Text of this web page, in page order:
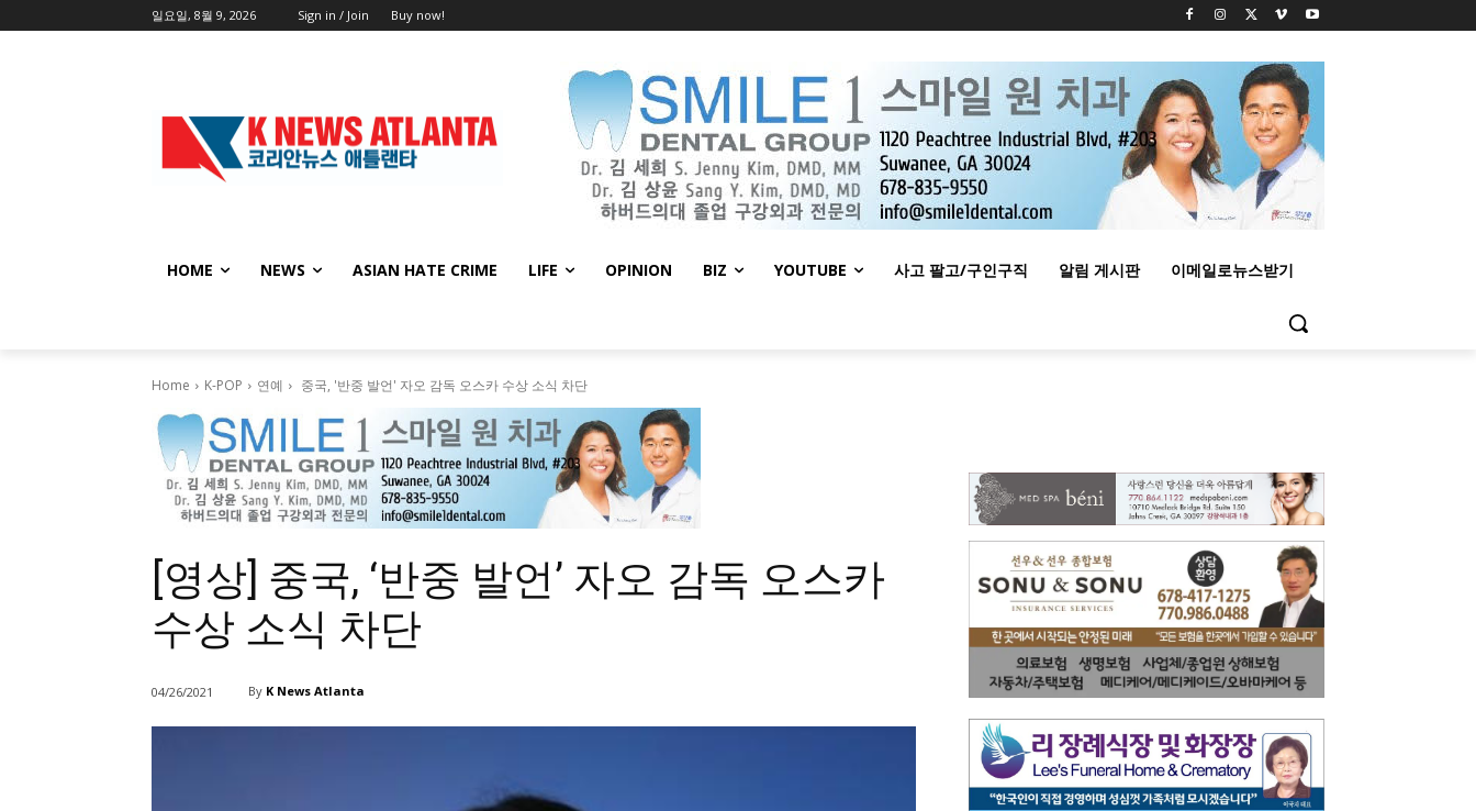
일요일, 8월 9, 2026 Sign in / Join Buy now!
HOME NEWS ASIAN HATE CRIME LIFE OPINION BIZ YOUTUBE 사고 팔고/구인구직 알림 게시판 이메일로뉴스받기
Home K-POP 연예 중국, '반중 발언' 자오 감독 오스카 수상 소식 차단
[영상] 중국, ‘반중 발언’ 자오 감독 오스카
수상 소식 차단
04/26/2021 By K News Atlanta